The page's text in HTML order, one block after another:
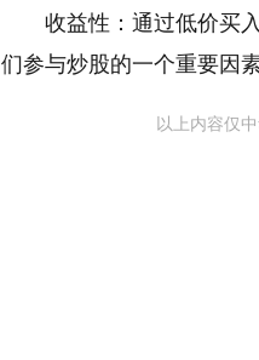
收益性‌：通过低价买
们参与炒股的一个重要因素‌
以上内容仅